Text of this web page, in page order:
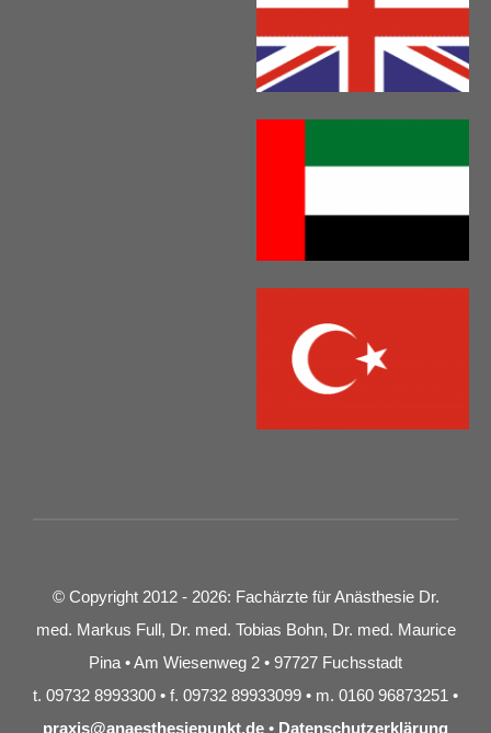
© Copyright 2012 - 2026: Fachärzte für Anästhesie Dr.
med. Markus Full, Dr. med. Tobias Bohn, Dr. med. Maurice
Pina • Am Wiesenweg 2 • 97727 Fuchsstadt
t. 09732 8993300 • f. 09732 89933099 • m. 0160 96873251 •
praxis@anaesthesiepunkt.de • Datenschutzerklärung